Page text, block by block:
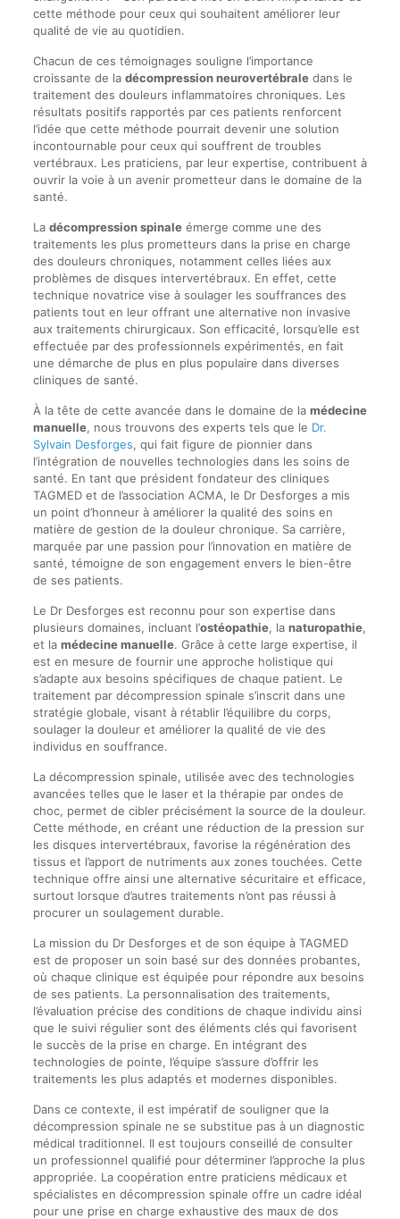
cette méthode pour ceux qui souhaitent améliorer leur
qualité de vie au quotidien.
Chacun de ces témoignages souligne l’importance
croissante de la décompression neurovertébraledans le
traitement des douleurs inflammatoires chroniques. Les
résultats positifs rapportés par ces patients renforcent
l’idée que cette méthode pourrait devenir une solution
incontournable pour ceux qui souffrent de troubles
vertébraux. Les praticiens, par leur expertise, contribuent à
ouvrir la voie à un avenir prometteur dans le domaine de la
santé.
La décompression spinaleémerge comme une des
traitements les plus prometteurs dans la prise en charge
des douleurs chroniques, notamment celles liées aux
problèmes de disques intervertébraux. En effet, cette
technique novatrice vise à soulager les souffrances des
patients tout en leur offrant une alternative non invasive
aux traitements chirurgicaux. Son efficacité, lorsqu’elle est
effectuée par des professionnels expérimentés, en fait
une démarche de plus en plus populaire dans diverses
cliniques de santé.
À la tête de cette avancée dans le domaine de la médecine
manuelle, nous trouvons des experts tels que le Dr.
Sylvain Desforges, qui fait figure de pionnier dans
l’intégration de nouvelles technologies dans les soins de
santé. En tant que président fondateur des cliniques
TAGMED et de l’association ACMA, le Dr Desforges a mis
un point d’honneur à améliorer la qualité des soins en
matière de gestion de la douleur chronique. Sa carrière,
marquée par une passion pour l’innovation en matière de
santé, témoigne de son engagement envers le bien-être
de ses patients.
Le Dr Desforges est reconnu pour son expertise dans
plusieurs domaines, incluant l’ostéopathie, la naturopathie,
et la médecine manuelle. Grâce à cette large expertise, il
est en mesure de fournir une approche holistique qui
s’adapte aux besoins spécifiques de chaque patient. Le
traitement par décompression spinale s’inscrit dans une
stratégie globale, visant à rétablir l’équilibre du corps,
soulager la douleur et améliorer la qualité de vie des
individus en souffrance.
La décompression spinale, utilisée avec des technologies
avancées telles que le laser et la thérapie par ondes de
choc, permet de cibler précisément la source de la douleur.
Cette méthode, en créant une réduction de la pression sur
les disques intervertébraux, favorise la régénération des
tissus et l’apport de nutriments aux zones touchées. Cette
technique offre ainsi une alternative sécuritaire et efficace,
surtout lorsque d’autres traitements n’ont pas réussi à
procurer un soulagement durable.
La mission du Dr Desforges et de son équipe à TAGMED
est de proposer un soin basé sur des données probantes,
où chaque clinique est équipée pour répondre aux besoins
de ses patients. La personnalisation des traitements,
l’évaluation précise des conditions de chaque individu ainsi
que le suivi régulier sont des éléments clés qui favorisent
le succès de la prise en charge. En intégrant des
technologies de pointe, l’équipe s’assure d’offrir les
traitements les plus adaptés et modernes disponibles.
Dans ce contexte, il est impératif de souligner que la
décompression spinale ne se substitue pas à un diagnostic
médical traditionnel. Il est toujours conseillé de consulter
un professionnel qualifié pour déterminer l’approche la plus
appropriée. La coopération entre praticiens médicaux et
spécialistes en décompression spinale offre un cadre idéal
pour une prise en charge exhaustive des maux de dos